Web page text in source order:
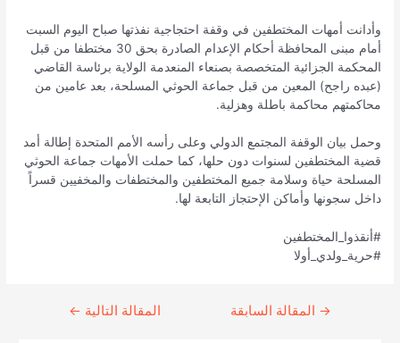
وأدانت أمهات المختطفين في وقفة احتجاجية نفذتها صباح اليوم السبت
أمام مبنى المحافظة أحكام الإعدام الصادرة بحق 30 مختطفا من قبل
المحكمة الجزائية المتخصصة بصنعاء المنعدمة الولاية برئاسة القاضي
(عبده راجح) المعين من قبل جماعة الحوثي المسلحة، بعد عامين من
محاكمتهم محاكمة باطلة وهزلية.
وحمل بيان الوقفة المجتمع الدولي وعلى رأسه الأمم المتحدة إطالة أمد
قضية المختطفين لسنوات دون حلها، كما حملت الأمهات جماعة الحوثي
المسلحة حياة وسلامة جميع المختطفين والمختطفات والمخفيين قسراً
داخل سجونها وأماكن الإحتجاز التابعة لها.
#أنقذوا_المختطفين
#حرية_ولدي_أولا
Continue
→ المقالة السابقة المقالة التالية ←